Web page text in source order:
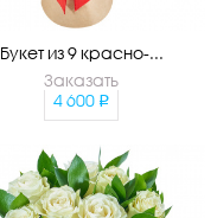
Букет из 9 красно-...
Заказать
4 600